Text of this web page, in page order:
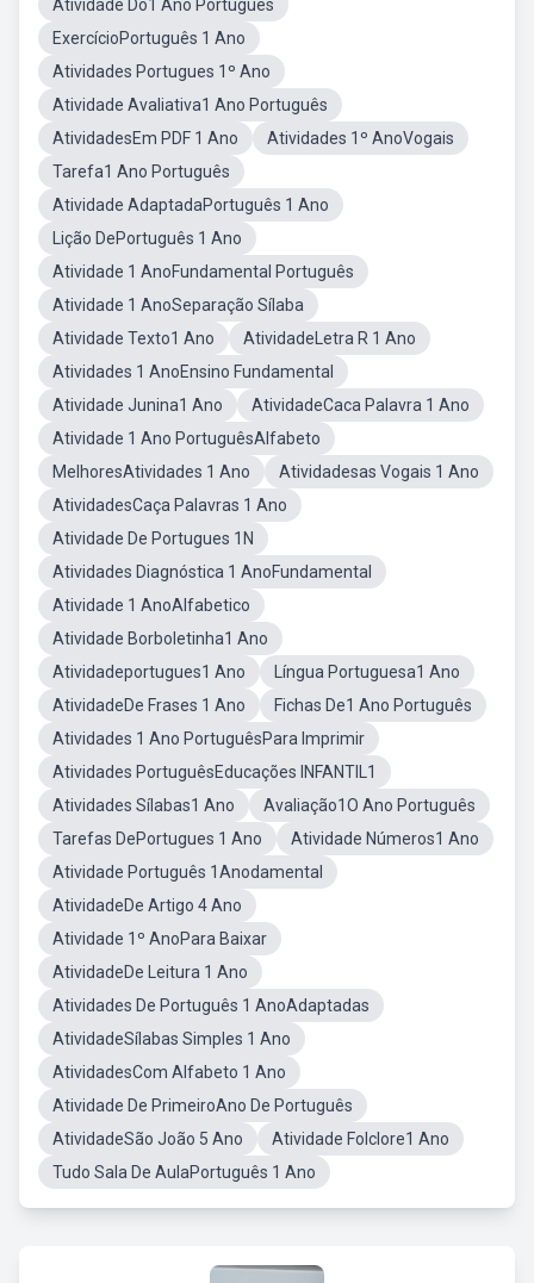
Atividade Do1 Ano Português
ExercícioPortuguês 1 Ano
Atividades Portugues 1º Ano
Atividade Avaliativa1 Ano Português
AtividadesEm PDF 1 Ano
Atividades 1º AnoVogais
Tarefa1 Ano Português
Atividade AdaptadaPortuguês 1 Ano
Lição DePortuguês 1 Ano
Atividade 1 AnoFundamental Português
Atividade 1 AnoSeparação Sílaba
Atividade Texto1 Ano
AtividadeLetra R 1 Ano
Atividades 1 AnoEnsino Fundamental
Atividade Junina1 Ano
AtividadeCaca Palavra 1 Ano
Atividade 1 Ano PortuguêsAlfabeto
MelhoresAtividades 1 Ano
Atividadesas Vogais 1 Ano
AtividadesCaça Palavras 1 Ano
Atividade De Portugues 1N
Atividades Diagnóstica 1 AnoFundamental
Atividade 1 AnoAlfabetico
Atividade Borboletinha1 Ano
Atividadeportugues1 Ano
Língua Portuguesa1 Ano
AtividadeDe Frases 1 Ano
Fichas De1 Ano Português
Atividades 1 Ano PortuguêsPara Imprimir
Atividades PortuguêsEducações INFANTIL1
Atividades Sílabas1 Ano
Avaliação1O Ano Português
Tarefas DePortugues 1 Ano
Atividade Números1 Ano
Atividade Português 1Anodamental
AtividadeDe Artigo 4 Ano
Atividade 1º AnoPara Baixar
AtividadeDe Leitura 1 Ano
Atividades De Português 1 AnoAdaptadas
AtividadeSílabas Simples 1 Ano
AtividadesCom Alfabeto 1 Ano
Atividade De PrimeiroAno De Português
AtividadeSão João 5 Ano
Atividade Folclore1 Ano
Tudo Sala De AulaPortuguês 1 Ano